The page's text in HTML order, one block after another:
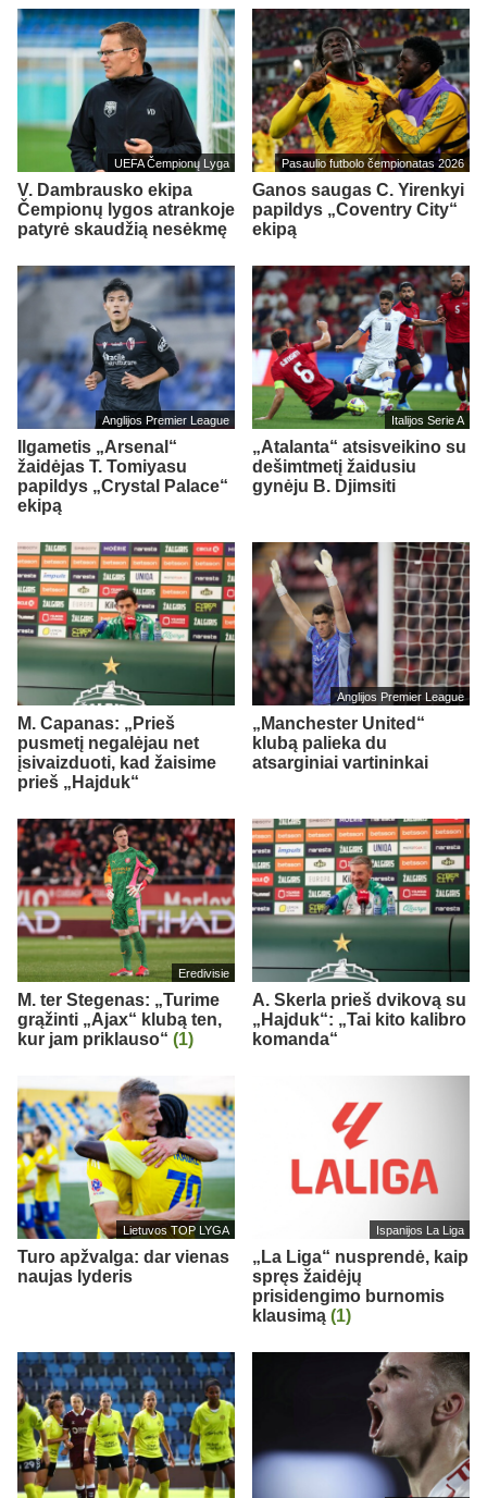
UEFA Čempionų Lyga
V. Dambrausko ekipa
Čempionų lygos atrankoje
patyrė skaudžią nesėkmę
Pasaulio futbolo čempionatas 2026
Ganos saugas C. Yirenkyi
papildys „Coventry City“
ekipą
Anglijos Premier League
Ilgametis „Arsenal“
žaidėjas T. Tomiyasu
papildys „Crystal Palace“
ekipą
Italijos Serie A
„Atalanta“ atsisveikino su
dešimtmetį žaidusiu
gynėju B. Djimsiti
M. Capanas: „Prieš
pusmetį negalėjau net
įsivaizduoti, kad žaisime
prieš „Hajduk“
Anglijos Premier League
„Manchester United“
klubą palieka du
atsarginiai vartininkai
Eredivisie
M. ter Stegenas: „Turime
grąžinti „Ajax“ klubą ten,
kur jam priklauso“ (1)
A. Skerla prieš dvikovą su
„Hajduk“: „Tai kito kalibro
komanda“
Lietuvos TOP LYGA
Turo apžvalga: dar vienas
naujas lyderis
Ispanijos La Liga
„La Liga“ nusprendė, kaip
spręs žaidėjų
prisidengimo burnomis
klausimą (1)